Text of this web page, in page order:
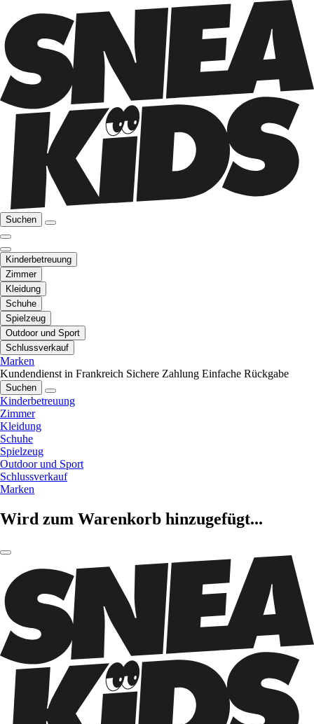
Suchen
Kinderbetreuung
Zimmer
Kleidung
Schuhe
Spielzeug
Outdoor und Sport
Schlussverkauf
Marken
Kundendienst in Frankreich Sichere Zahlung Einfache Rückgabe
Suchen
Kinderbetreuung
Zimmer
Kleidung
Schuhe
Spielzeug
Outdoor und Sport
Schlussverkauf
Marken
Wird zum Warenkorb hinzugefügt...